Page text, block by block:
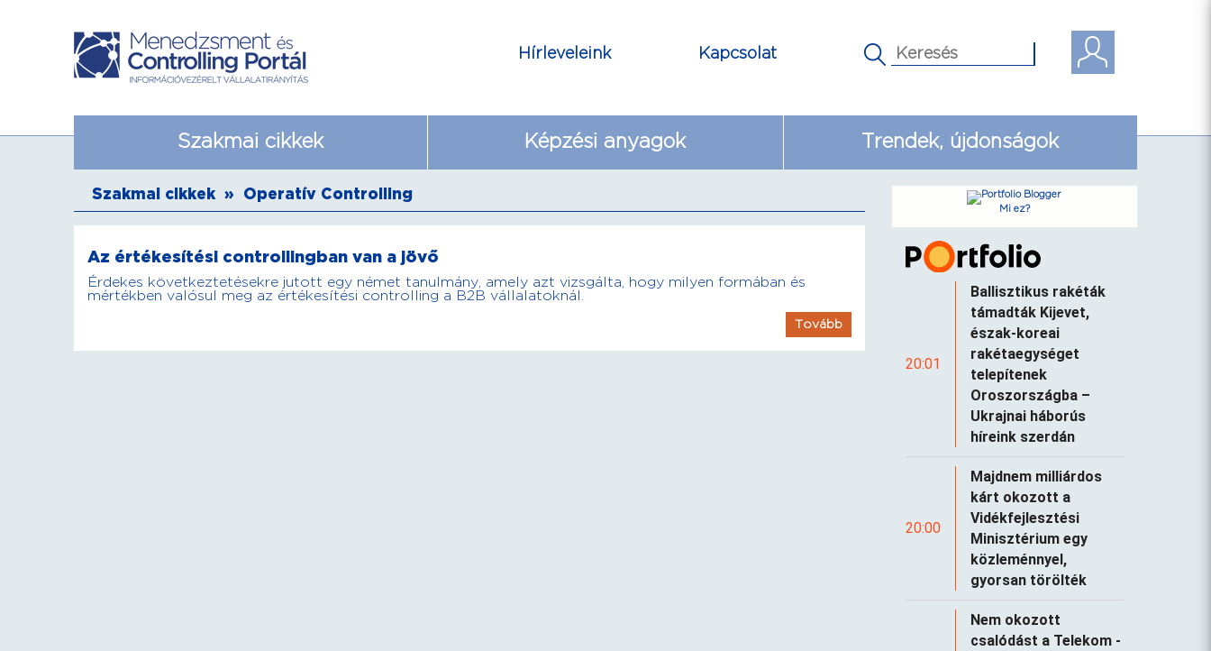
Kapcsolat
Hírleveleink
Szakmai cikkek Képzési anyagok Trendek, újdonságok
Szakmai cikkek » Operatív Controlling
Az értékesítési controllingban van a jövő
Érdekes következtetésekre jutott egy német tanulmány, amely azt vizsgálta, hogy milyen formában és
mértékben valósul meg az értékesítési controlling a B2B vállalatoknál.
Tovább
Mi ez?
20:01
Ballisztikus rakéták
támadták Kijevet,
észak-koreai
rakétaegységet
telepítenek
Oroszországba –
Ukrajnai háborús
híreink szerdán
20:00
Majdnem milliárdos
kárt okozott a
Vidékfejlesztési
Minisztérium egy
közleménnyel,
gyorsan törölték
Nem okozott
csalódást a Telekom -